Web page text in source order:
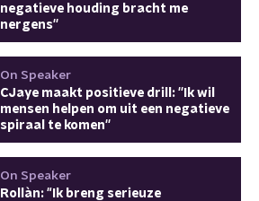
negatieve houding bracht me
nergens''
On Speaker
CJaye maakt positieve drill: ''Ik wil
mensen helpen om uit een negatieve
spiraal te komen''
On Speaker
Rollàn: "Ik breng serieuze